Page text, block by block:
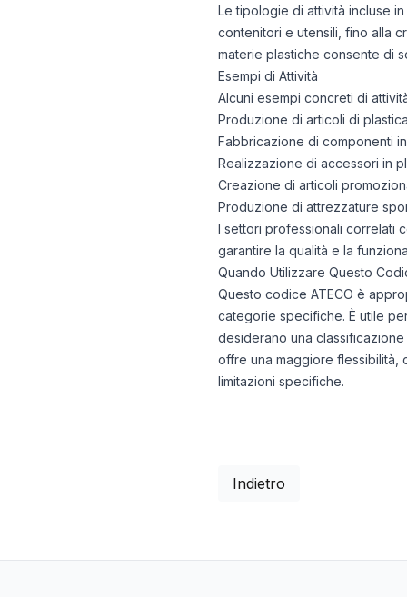
Le tipologie di attività incluse
contenitori e utensili, fino alla
materie plastiche consente di
Esempi di Attività
Alcuni esempi concreti di
Produzione di articoli di
Fabbricazione di componenti
Realizzazione di accessori in
Creazione di articoli
Produzione di attrezzature
I settori professionali correlati
garantire la qualità e la
Quando Utilizzare Questo
Questo codice ATECO è
categorie specifiche. È utile
desiderano una
offre una maggiore flessibilità,
limitazioni specifiche.
Indietro